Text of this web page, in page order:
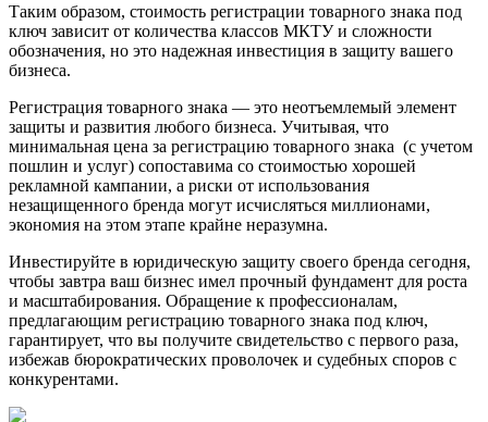
Таким образом, стоимость регистрации товарного знака под
ключ зависит от количества классов МКТУ и сложности
обозначения, но это надежная инвестиция в защиту вашего
бизнеса.
Регистрация товарного знака — это неотъемлемый элемент
защиты и развития любого бизнеса. Учитывая, что
минимальная цена за регистрацию товарного знака (с учетом
пошлин и услуг) сопоставима со стоимостью хорошей
рекламной кампании, а риски от использования
незащищенного бренда могут исчисляться миллионами,
экономия на этом этапе крайне неразумна.
Инвестируйте в юридическую защиту своего бренда сегодня,
чтобы завтра ваш бизнес имел прочный фундамент для роста
и масштабирования. Обращение к профессионалам,
предлагающим регистрацию товарного знака под ключ,
гарантирует, что вы получите свидетельство с первого раза,
избежав бюрократических проволочек и судебных споров с
конкурентами.